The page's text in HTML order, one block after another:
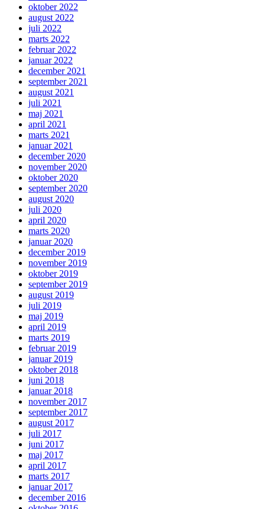
oktober 2022
august 2022
juli 2022
marts 2022
februar 2022
januar 2022
december 2021
september 2021
august 2021
juli 2021
maj 2021
april 2021
marts 2021
januar 2021
december 2020
november 2020
oktober 2020
september 2020
august 2020
juli 2020
april 2020
marts 2020
januar 2020
december 2019
november 2019
oktober 2019
september 2019
august 2019
juli 2019
maj 2019
april 2019
marts 2019
februar 2019
januar 2019
oktober 2018
juni 2018
januar 2018
november 2017
september 2017
august 2017
juli 2017
juni 2017
maj 2017
april 2017
marts 2017
januar 2017
december 2016